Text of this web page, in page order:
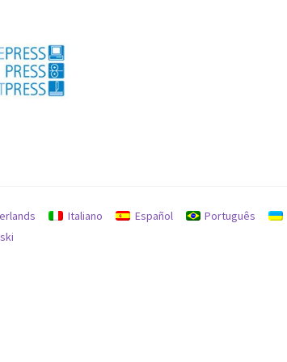
Italiano Español Português